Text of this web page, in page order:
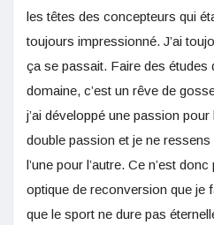
les têtes des concepteurs qui
toujours impressionné. J’ai
ça se passait. Faire des études
domaine, c’est un rêve de
j’ai développé une passion
double passion et je ne ressens
l’une pour l’autre. Ce n’est
optique de reconversion que je
que le sport ne dure pas